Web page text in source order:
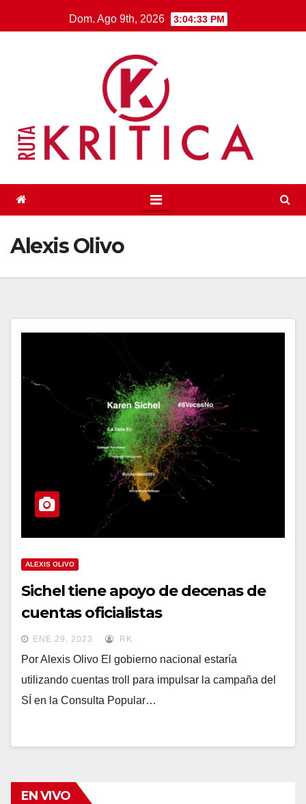
al
Dom. Ago 9th, 2026 3:04:33 PM
Alexis Olivo
ALEXIS OLIVO
Sichel tiene apoyo de decenas de
cuentas oficialistas
ENE 29, 2023 RK
Por Alexis Olivo El gobierno nacional estaría
utilizando cuentas troll para impulsar la campaña del
SÍ en la Consulta Popular…
EN VIVO